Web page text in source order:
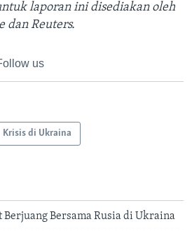
laporan ini disediakan oleh
dan Reuters.
us
Krisis di Ukraina
Bersama Rusia di Ukraina